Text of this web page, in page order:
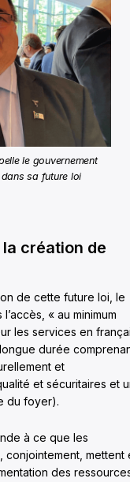
le gouvernement
sa future loi
création de
de cette future loi, le
« au minimum
les services en
durée
et
et sécuritaires et
du foyer).
à ce que les
mettent
des